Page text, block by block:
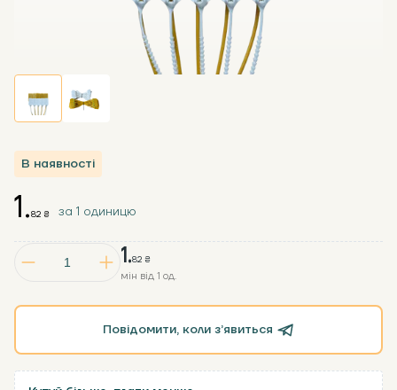
В наявності
1.82 ₴
мін від 1 од.
1.82 ₴ за 1 одиницю
Повідомити, коли зʼявиться